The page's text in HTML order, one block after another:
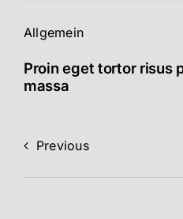
Allgemein
Proin eget tortor risus
massa
Previous